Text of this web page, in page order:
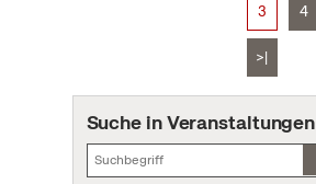
3 4
>|
Suche in Veranstaltungen